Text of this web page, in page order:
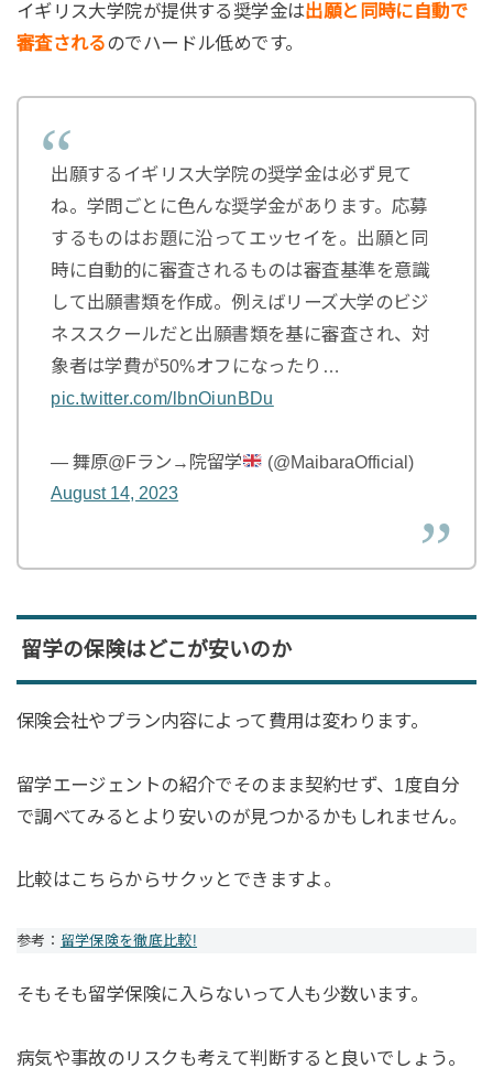
イギリス大学院が提供する奨学金は出願と同時に自動で
審査されるのでハードル低めです。
出願するイギリス大学院の奨学金は必ず見て
ね。学問ごとに色んな奨学金があります。応募
するものはお題に沿ってエッセイを。出願と同
時に自動的に審査されるものは審査基準を意識
して出願書類を作成。例えばリーズ大学のビジ
ネススクールだと出願書類を基に審査され、対
象者は学費が50%オフになったり…
pic.twitter.com/lbnOiunBDu
— 舞原@Fラン→院留学
(@MaibaraOfficial)
August 14, 2023
留学の保険はどこが安いのか
保険会社やプラン内容によって費用は変わります。
留学エージェントの紹介でそのまま契約せず、1度自分
で調べてみるとより安いのが見つかるかもしれません。
比較はこちらからサクッとできますよ。
参考： 留学保険を徹底比較!
そもそも留学保険に入らないって人も少数います。
病気や事故のリスクも考えて判断すると良いでしょう。